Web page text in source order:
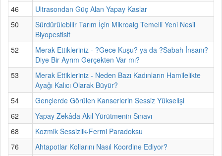
46
Ultrasondan Güç Alan Yapay Kaslar
50
Sürdürülebilir Tarım İçin Mikroalg Temelli Yeni Nesil
Biyopestisit
52
Merak Ettikleriniz - ?Gece Kuşu? ya da ?Sabah İnsanı?
Diye Bir Ayrım Gerçekten Var mı?
53
Merak Ettikleriniz - Neden Bazı Kadınların Hamilelikte
Ayağı Kalıcı Olarak Büyür?
54
Gençlerde Görülen Kanserlerin Sessiz Yükselişi
62
Yapay Zekâda Akıl Yürütmenin Sınavı
68
Kozmik Sessizlik-Fermi Paradoksu
76
Ahtapotlar Kollarını Nasıl Koordine Ediyor?